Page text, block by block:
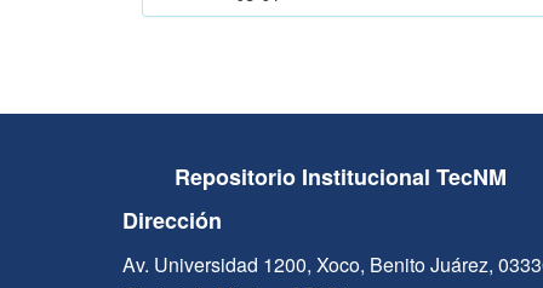
Repositorio Institucional TecNM
Dirección
Av. Universidad 1200, Xoco, Benito Juárez,